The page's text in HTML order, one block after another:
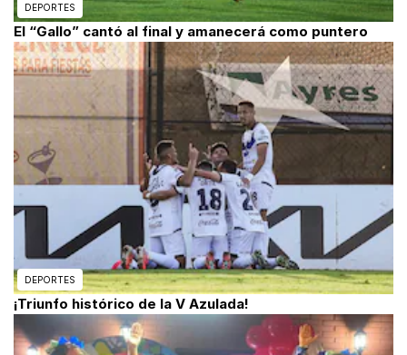
DEPORTES
El “Gallo” cantó al final y amanecerá como puntero
DEPORTES
¡Triunfo histórico de la V Azulada!